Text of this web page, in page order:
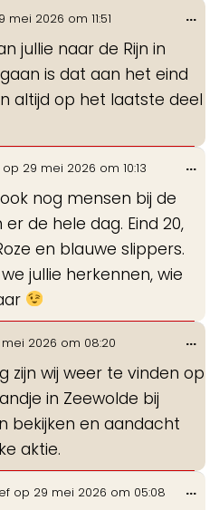
mei 2026 om 11:51
jullie naar de Rijn in
is dat aan het eind
altijd op het laatste deel
...
op 29 mei 2026 om 10:13
nog mensen bij de
er de hele dag. Eind 20,
en blauwe slippers.
jullie herkennen, wie
...
mei 2026 om 08:20
zijn wij weer te vinden op
in Zeewolde bij
bekijken en aandacht
aktie.
...
op 29 mei 2026 om 05:08 ...